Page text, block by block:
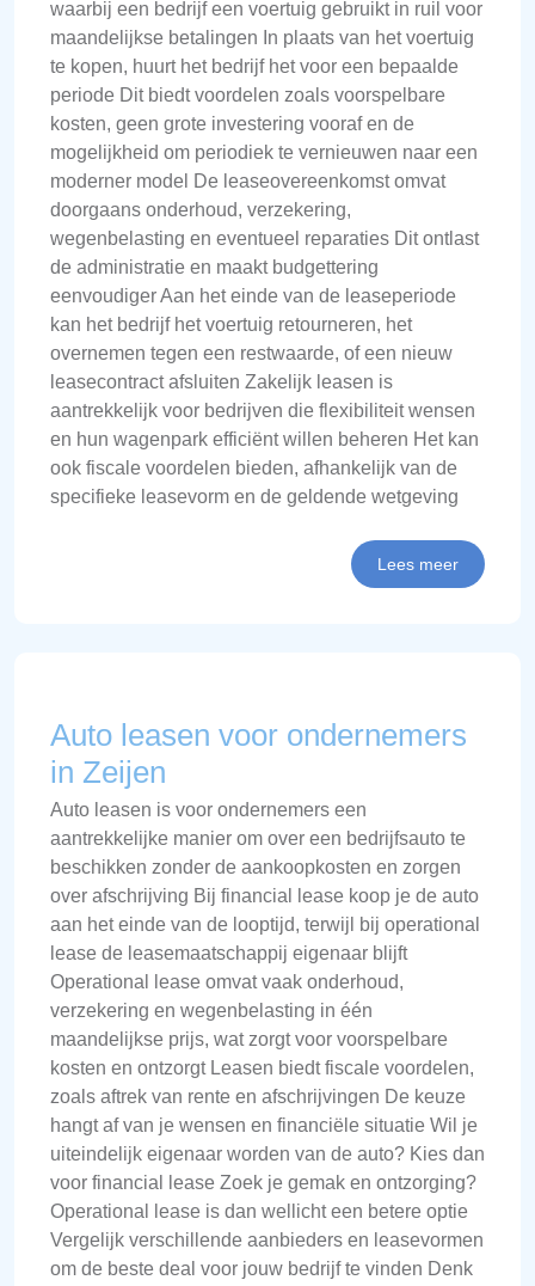
waarbij een bedrijf een voertuig gebruikt in ruil voor
maandelijkse betalingen In plaats van het voertuig
te kopen, huurt het bedrijf het voor een bepaalde
periode Dit biedt voordelen zoals voorspelbare
kosten, geen grote investering vooraf en de
mogelijkheid om periodiek te vernieuwen naar een
moderner model De leaseovereenkomst omvat
doorgaans onderhoud, verzekering,
wegenbelasting en eventueel reparaties Dit ontlast
de administratie en maakt budgettering
eenvoudiger Aan het einde van de leaseperiode
kan het bedrijf het voertuig retourneren, het
overnemen tegen een restwaarde, of een nieuw
leasecontract afsluiten Zakelijk leasen is
aantrekkelijk voor bedrijven die flexibiliteit wensen
en hun wagenpark efficiënt willen beheren Het kan
ook fiscale voordelen bieden, afhankelijk van de
specifieke leasevorm en de geldende wetgeving
Lees meer
Auto leasen voor ondernemers
in Zeijen
Auto leasen is voor ondernemers een
aantrekkelijke manier om over een bedrijfsauto te
beschikken zonder de aankoopkosten en zorgen
over afschrijving Bij financial lease koop je de auto
aan het einde van de looptijd, terwijl bij operational
lease de leasemaatschappij eigenaar blijft
Operational lease omvat vaak onderhoud,
verzekering en wegenbelasting in één
maandelijkse prijs, wat zorgt voor voorspelbare
kosten en ontzorgt Leasen biedt fiscale voordelen,
zoals aftrek van rente en afschrijvingen De keuze
hangt af van je wensen en financiële situatie Wil je
uiteindelijk eigenaar worden van de auto? Kies dan
voor financial lease Zoek je gemak en ontzorging?
Operational lease is dan wellicht een betere optie
Vergelijk verschillende aanbieders en leasevormen
om de beste deal voor jouw bedrijf te vinden Denk